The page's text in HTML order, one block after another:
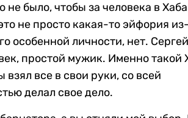
не было, чтобы за человека в
не просто какая-то эйфория
особенной личности, нет.
простой мужик. Именно такой
взял все в свои руки, со всей
делал свое дело.